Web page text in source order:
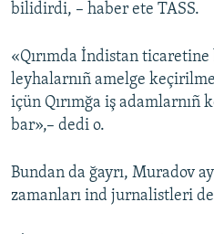
bilidirdi, – haber ete TASS.
«Qırımda İndistan
leyhalarnıñ amelge
içün Qırımğa iş adamlarnıñ
bar»,– dedi o.
Bundan da ğayrı, Muradov
zamanları ind jurnalistleri